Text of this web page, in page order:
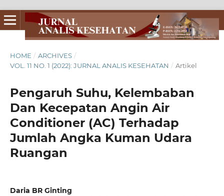
HOME / ARCHIVES /
VOL. 11 NO. 1 (2022): JURNAL ANALIS KESEHATAN / Artikel
Pengaruh Suhu, Kelembaban
Dan Kecepatan Angin Air
Conditioner (AC) Terhadap
Jumlah Angka Kuman Udara
Ruangan
Daria BR Ginting